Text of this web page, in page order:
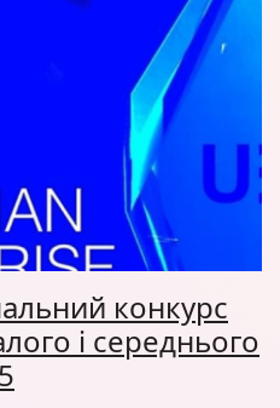
конкурс
і середнього